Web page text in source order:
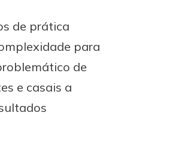
de prática
para
de
e casais a